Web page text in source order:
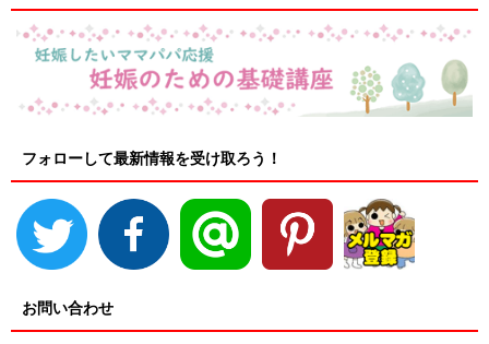
フォローして最新情報を受け取ろう！
お問い合わせ